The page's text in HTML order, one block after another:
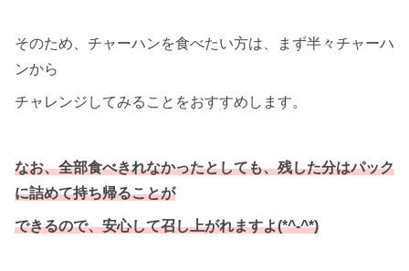
そのため、チャーハンを食べたい方は、まず半々チャーハ
ンから
チャレンジしてみることをおすすめします。
なお、全部食べきれなかったとしても、残した分はパック
に詰めて持ち帰ることが
できるので、安心して召し上がれますよ(*^-^*)